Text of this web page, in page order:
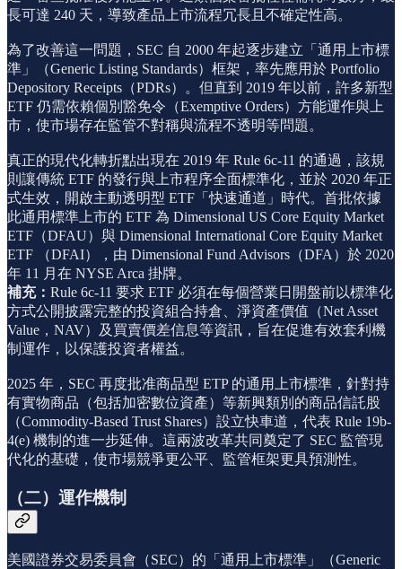
長可達 240 天，導致產品上市流程冗長且不確定性高。
為了改善這一問題，SEC 自 2000 年起逐步建立「通用上市標
準」（Generic Listing Standards）框架，率先應用於 Portfolio
Depository Receipts（PDRs）。但直到 2019 年以前，許多新型
ETF 仍需依賴個別豁免令（Exemptive Orders）方能運作與上
市，使市場存在監管不對稱與流程不透明等問題。
真正的現代化轉折點出現在 2019 年 Rule 6c-11 的通過，該規
則讓傳統 ETF 的發行與上市程序全面標準化，並於 2020 年正
式生效，開啟主動透明型 ETF「快速通道」時代。首批依據
此通用標準上市的 ETF 為 Dimensional US Core Equity Market
ETF（DFAU）與 Dimensional International Core Equity Market
ETF （DFAI），由 Dimensional Fund Advisors（DFA）於 2020
年 11 月在 NYSE Arca 掛牌。
補充： Rule 6c-11 要求 ETF 必須在每個營業日開盤前以標準化
方式公開披露完整的投資組合持倉、淨資產價值（Net Asset
Value，NAV）及買賣價差信息等資訊，旨在促進有效套利機
制運作，以保護投資者權益。
2025 年，SEC 再度批准商品型 ETP 的通用上市標準，針對持
有實物商品（包括加密數位資產）等新興類別的商品信託股
（Commodity-Based Trust Shares）設立快車道，代表 Rule 19b-
4(e) 機制的進一步延伸。這兩波改革共同奠定了 SEC 監管現
代化的基礎，使市場競爭更公平、監管框架更具預測性。
（二）運作機制
美國證券交易委員會（SEC）的「通用上市標準」（Generic